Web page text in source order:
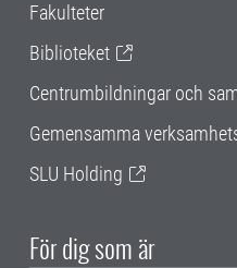
Fakulteter
Biblioteket
Centrumbildningar och
Gemensamma
SLU Holding
För dig som är